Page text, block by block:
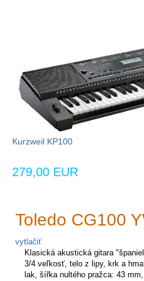
Kurzweil KP100
279,00 EUR
Toledo CG100
vytlačiť
Klasická akustická gitara
3/4 veľkosť, telo z lipy, krk a
lak, šířka nultého pražca: 43